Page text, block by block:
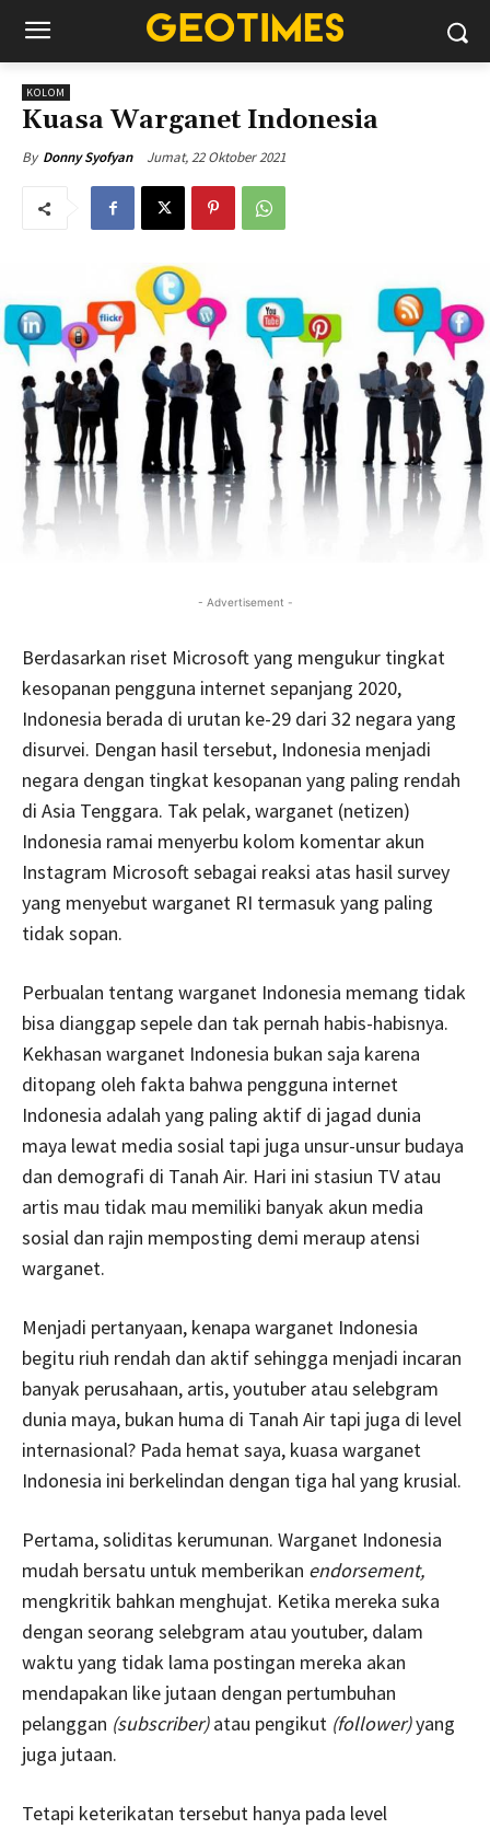
KOLOM
Kuasa Warganet Indonesia
By Donny Syofyan Jumat, 22 Oktober 2021
- Advertisement -
Berdasarkan riset Microsoft yang mengukur tingkat
kesopanan pengguna internet sepanjang 2020,
Indonesia berada di urutan ke-29 dari 32 negara yang
disurvei. Dengan hasil tersebut, Indonesia menjadi
negara dengan tingkat kesopanan yang paling rendah
di Asia Tenggara. Tak pelak, warganet (netizen)
Indonesia ramai menyerbu kolom komentar akun
Instagram Microsoft sebagai reaksi atas hasil survey
yang menyebut warganet RI termasuk yang paling
tidak sopan.
Perbualan tentang warganet Indonesia memang tidak
bisa dianggap sepele dan tak pernah habis-habisnya.
Kekhasan warganet Indonesia bukan saja karena
ditopang oleh fakta bahwa pengguna internet
Indonesia adalah yang paling aktif di jagad dunia
maya lewat media sosial tapi juga unsur-unsur budaya
dan demografi di Tanah Air. Hari ini stasiun TV atau
artis mau tidak mau memiliki banyak akun media
sosial dan rajin memposting demi meraup atensi
warganet.
Menjadi pertanyaan, kenapa warganet Indonesia
begitu riuh rendah dan aktif sehingga menjadi incaran
banyak perusahaan, artis, youtuber atau selebgram
dunia maya, bukan huma di Tanah Air tapi juga di level
internasional? Pada hemat saya, kuasa warganet
Indonesia ini berkelindan dengan tiga hal yang krusial.
Pertama, soliditas kerumunan. Warganet Indonesia
mudah bersatu untuk memberikan endorsement,
mengkritik bahkan menghujat. Ketika mereka suka
dengan seorang selebgram atau youtuber, dalam
waktu yang tidak lama postingan mereka akan
mendapakan like jutaan dengan pertumbuhan
pelanggan (subscriber)atau pengikut (follower)yang
juga jutaan.
Tetapi keterikatan tersebut hanya pada level